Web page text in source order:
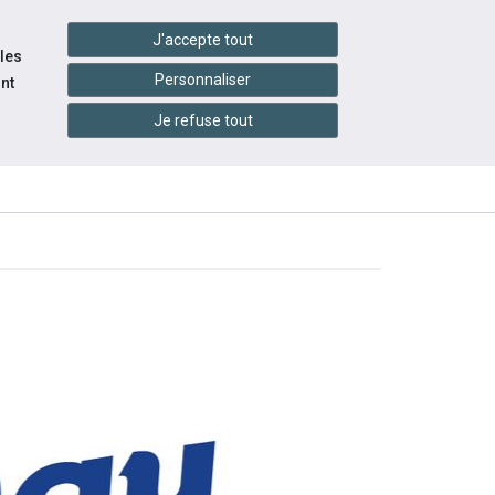
handshake Services en ligne
ÉVÉNEMENTS
PRATIQUES
J'accepte tout
Personnaliser
Je refuse tout